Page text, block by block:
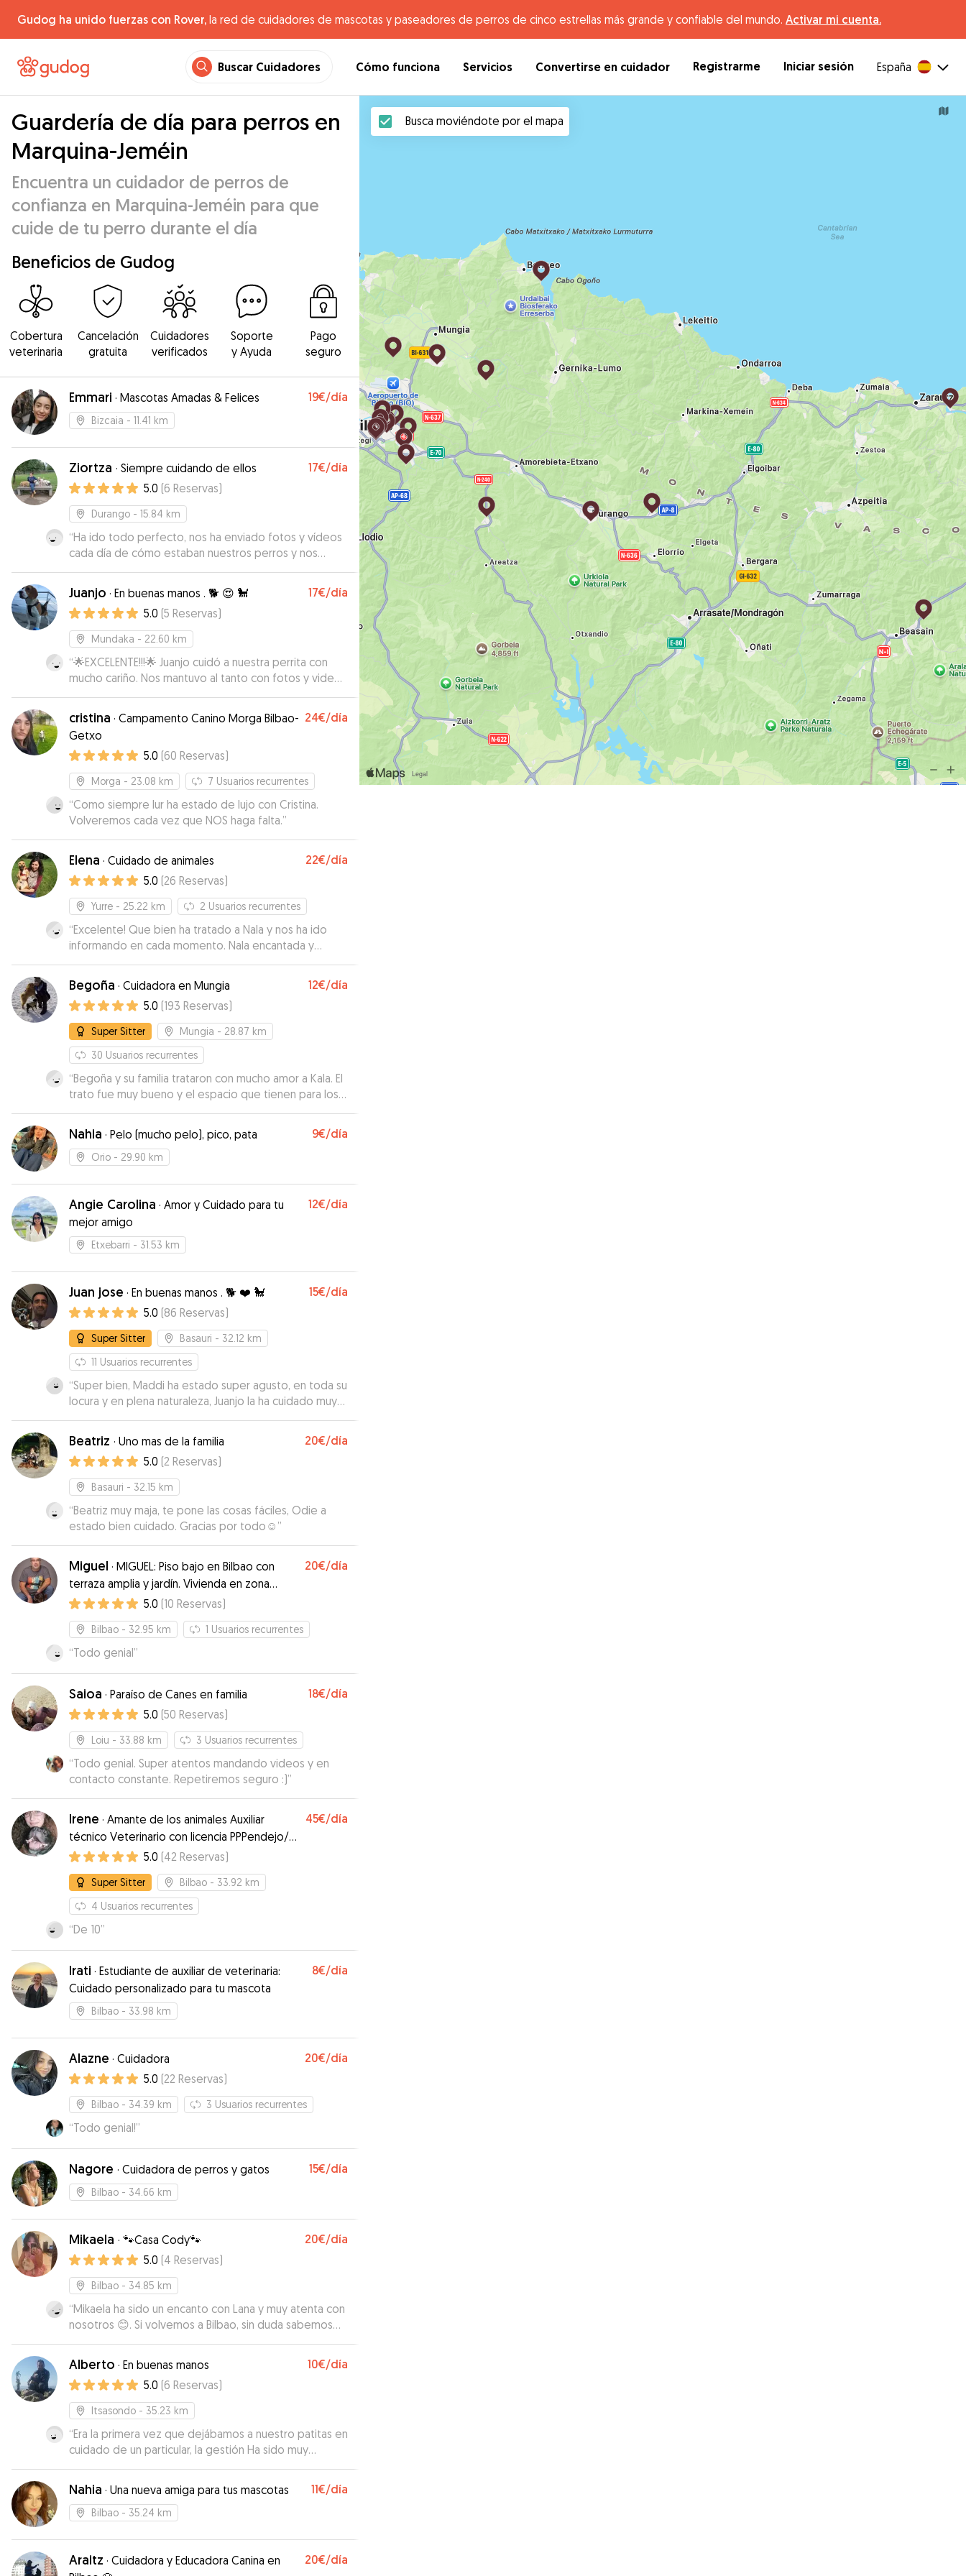
Gudog ha unido fuerzas con Rover, la red de cuidadores de mascotas y paseadores de perros de cinco estrellas más grande y confiable del mundo. Activar mi cuenta.
Buscar Cuidadores Cómo funciona Servicios Convertirse en cuidador Registrarme Iniciar sesión España
Guardería de día para perros en
Marquina-Jeméin
Encuentra un cuidador de perros de
confianza en Marquina-Jeméin para que
cuide de tu perro durante el día
Beneficios de Gudog
Cobertura
veterinaria
Cancelación
gratuita
Cuidadores
verificados
Soporte
y Ayuda
Pago
seguro
Emmari · Mascotas Amadas & Felices 19€/día
Bizcaia - 11.41 km
Ziortza · Siempre cuidando de ellos 17€/día
5.0 (6 Reservas)
Durango - 15.84 km
“Ha ido todo perfecto, nos ha enviado fotos y vídeos
cada día de cómo estaban nuestros perros y nos
hemos podido ir tranquilos. Repetiremos seguro!”
Juanjo · En buenas manos . 🐕 😍 🐩 17€/día
5.0 (5 Reservas)
Mundaka - 22.60 km
“🌟EXCELENTE!!!🌟 Juanjo cuidó a nuestra perrita con
mucho cariño. Nos mantuvo al tanto con fotos y videos
de ella y es evidente que ella lo estaba pasando
fenomenal. Fue muy atento, amable y puntual tanto en
la entrega como en la recogida. Altamente
recomendable!!! 👍
cristina · Campamento Canino Morga Bilbao-
Getxo
24€/día
5.0 (60 Reservas)
Morga - 23.08 km 7 Usuarios recurrentes
“Como siempre lur ha estado de lujo con Cristina.
Volveremos cada vez que NOS haga falta.”
Elena · Cuidado de animales 22€/día
5.0 (26 Reservas)
Yurre - 25.22 km 2 Usuarios recurrentes
“Excelente! Que bien ha tratado a Nala y nos ha ido
informando en cada momento. Nala encantada y
agotada de tanto jugar!”
Begoña · Cuidadora en Mungia 12€/día
5.0 (193 Reservas)
Super Sitter Mungia - 28.87 km
30 Usuarios recurrentes
“Begoña y su familia trataron con mucho amor a Kala. El
trato fue muy bueno y el espacio que tienen para los
perros está muy bien para que puedan jugar estando
al aire libre. Repetiremos sin duda
Nahia · Pelo (mucho pelo), pico, pata 9€/día
Orio - 29.90 km
Angie Carolina · Amor y Cuidado para tu
mejor amigo
12€/día
Etxebarri - 31.53 km
Juan jose · En buenas manos . 🐕 ❤️ 🐩 15€/día
5.0 (86 Reservas)
Super Sitter Basauri - 32.12 km
11 Usuarios recurrentes
“Super bien, Maddi ha estado super agusto, en toda su
locura y en plena naturaleza, Juanjo la ha cuidado muy
bien. Muchísimas gracias!!!”
Beatriz · Uno mas de la familia 20€/día
5.0 (2 Reservas)
Basauri - 32.15 km
“Beatriz muy maja, te pone las cosas fáciles, Odie a
estado bien cuidado. Gracias por todo☺️ ”
Miguel · MIGUEL: Piso bajo en Bilbao con
terraza amplia y jardín. Vivienda en zona
peatonal.
20€/día
5.0 (10 Reservas)
Bilbao - 32.95 km 1 Usuarios recurrentes
“Todo genial”
Saioa · Paraíso de Canes en familia 18€/día
5.0 (50 Reservas)
Loiu - 33.88 km 3 Usuarios recurrentes
“Todo genial. Super atentos mandando videos y en
contacto constante. Repetiremos seguro :)”
Irene · Amante de los animales Auxiliar
técnico Veterinario con licencia PPPendejo/a
❤️ 24h
45€/día
5.0 (42 Reservas)
Super Sitter Bilbao - 33.92 km
4 Usuarios recurrentes
“De 10”
Irati · Estudiante de auxiliar de veterinaria:
Cuidado personalizado para tu mascota
8€/día
Bilbao - 33.98 km
Alazne · Cuidadora 20€/día
5.0 (22 Reservas)
Bilbao - 34.39 km 3 Usuarios recurrentes
“Todo genial!”
Nagore · Cuidadora de perros y gatos 15€/día
Bilbao - 34.66 km
Mikaela · 🐾Casa Cody🐾 20€/día
5.0 (4 Reservas)
Bilbao - 34.85 km
“Mikaela ha sido un encanto con Lana y muy atenta con
nosotros 😊. Si volvemos a Bilbao, sin duda sabemos
dónde puede pasar Lana un día tan contenta con
Cody y Mikaela ❤️.
Alberto · En buenas manos 10€/día
5.0 (6 Reservas)
Itsasondo - 35.23 km
“Era la primera vez que dejábamos a nuestro patitas en
cuidado de un particular, la gestión Ha sido muy
práctica, Alberto un chico muy amable y nos ha
transmitido mucha confianza, sin duda lo buscaremos
próximamente. 👍🏼👍🏼👍🏼👍🏼”
Nahia · Una nueva amiga para tus mascotas 11€/día
Bilbao - 35.24 km
Araitz · Cuidadora y Educadora Canina en
20€/día
Busca moviéndote por el mapa